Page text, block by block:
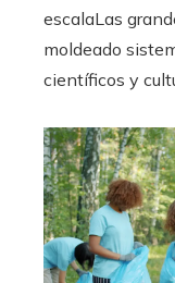
escalaLas
moldeado
científicos y